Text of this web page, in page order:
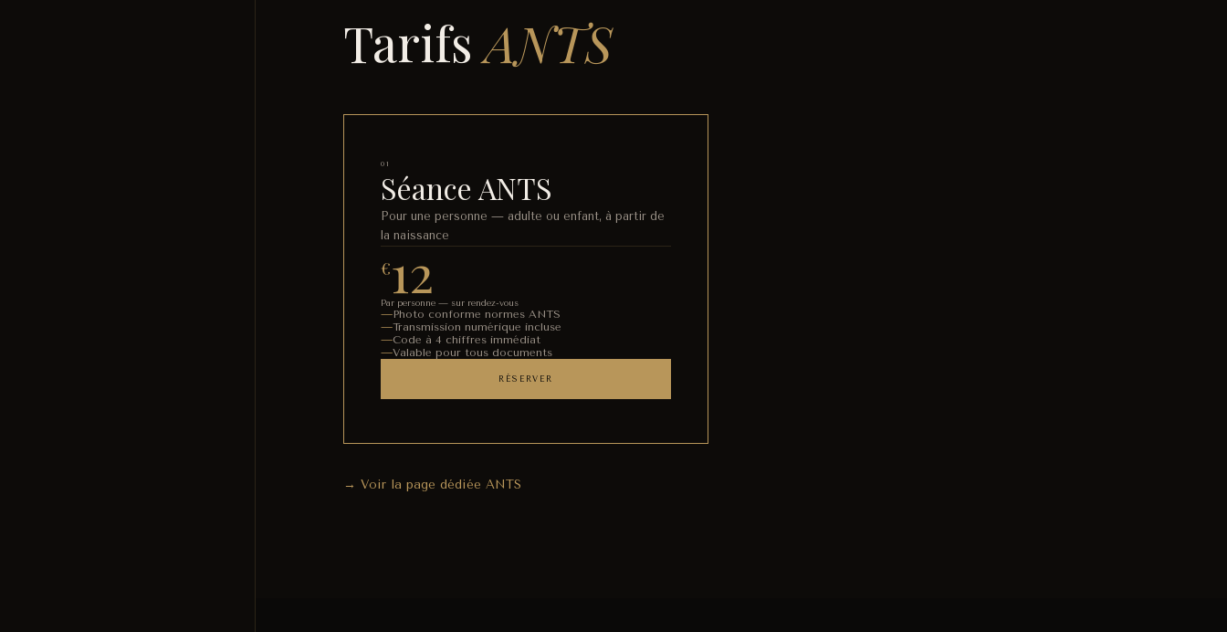
TarifsANTS
01
Séance ANTS
Pour une personne — adulte ou enfant, à partir de
la naissance
€12
Par personne — sur rendez-vous
Photo conforme normes ANTS
Transmission numérique incluse
Code à 4 chiffres immédiat
Valable pour tous documents
RÉSERVER
→ Voir la page dédiée ANTS